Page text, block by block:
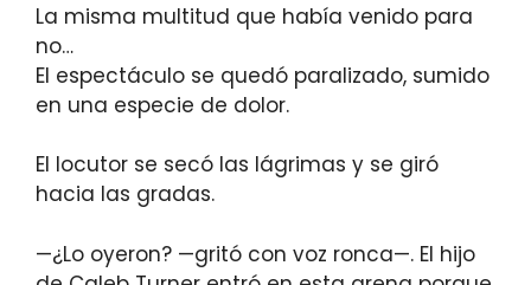
La misma multitud que había venido para
no…
El espectáculo se quedó paralizado, sumido
en una especie de dolor.
El locutor se secó las lágrimas y se giró
hacia las gradas.
—¿Lo oyeron? —gritó con voz ronca—. El hijo